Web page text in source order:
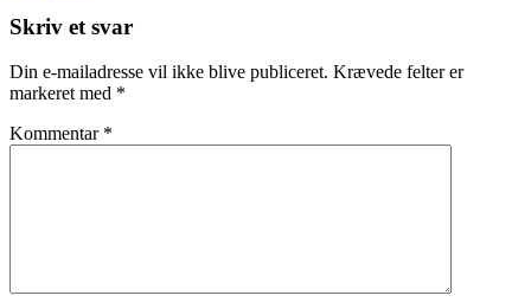
Skriv et svar
Din e-mailadresse vil ikke blive publiceret. Krævede felter er
markeret med *
Kommentar *